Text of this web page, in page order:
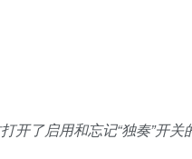
了启用和忘记“独奏”开关